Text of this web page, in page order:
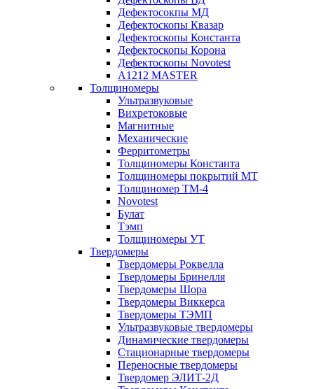
Дефектосокпы МД
Дефектоскопы Квазар
Дефектоскопы Константа
Дефектоскопы Корона
Дефектоскопы Novotest
А1212 MASTER
Толщиномеры
Ультразвуковые
Вихретоковые
Магнитные
Механические
Ферритометры
Толщиномеры Константа
Толщиномеры покрытий МТ
Толщиномер ТМ-4
Novotest
Булат
Тэмп
Толщиномеры УТ
Твердомеры
Твердомеры Роквелла
Твердомеры Бринелля
Твердомеры Шора
Твердомеры Виккерса
Твердомеры ТЭМП
Ультразвуковые твердомеры
Динамические твердомеры
Стационарные твердомеры
Переносные твердомеры
Твердомер ЭЛИТ-2Д